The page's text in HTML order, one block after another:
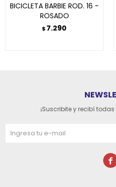
BICICLETA BARBIE ROD. 16 -
ROSADO
$7.290
¡Suscribite y recibí
